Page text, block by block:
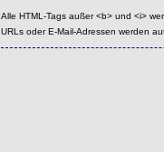
Alle HTML-Tags außer <b> und <i>
URLs oder E-Mail-Adressen werden